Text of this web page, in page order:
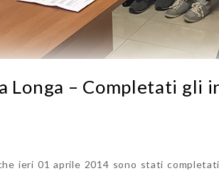
Longa – Completati gli
ieri 01 aprile 2014 sono stati